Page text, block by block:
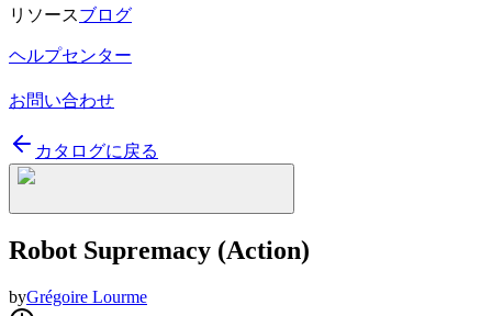
リソースブログ
ヘルプセンター
お問い合わせ
カタログに戻る
Robot Supremacy (Action)
byGrégoire Lourme